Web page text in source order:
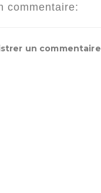
commentaire:
un commentaire